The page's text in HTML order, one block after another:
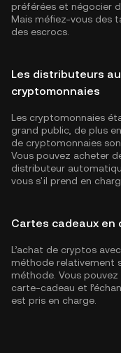
préférées et négocier
Mais méfiez-vous des
des escrocs.
Les distributeurs
cryptomonnaies
Les cryptomonnaies
grand public, de plus
de cryptomonnaies
Vous pouvez acheter
distributeur
vous s'il prend en
Cartes cadeaux en
L’achat de cryptos
méthode relativement
méthode. Vous
carte-cadeau et
est pris en charge.